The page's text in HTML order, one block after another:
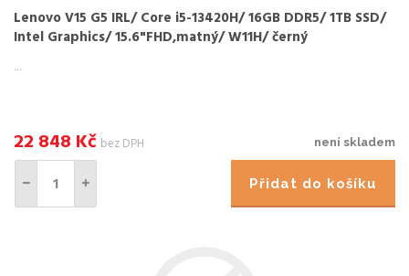
Lenovo V15 G5 IRL/ Core i5-13420H/ 16GB DDR5/ 1TB SSD/
Intel Graphics/ 15.6"FHD,matný/ W11H/ černý
...
není skladem
22 848 Kč bez DPH
Přidat do košíku